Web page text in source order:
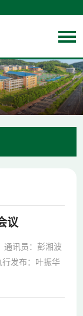
议
通讯员：彭湘波
行发布：叶振华